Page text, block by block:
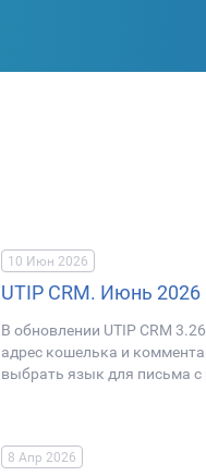
10 Июн 2026
UTIP CRM. Июнь 2026
В обновлении UTIP CRM
адрес кошелька и
выбрать язык для письма
8 Апр 2026